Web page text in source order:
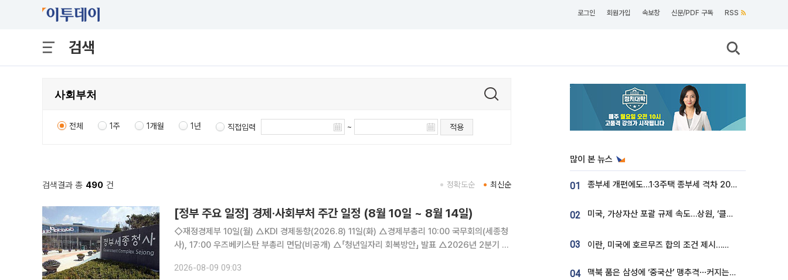
로그인 회원가입 속보창 신문/PDF 구독 RSS
검색
전체 1주 1개월 1년 직접입력 ~ 적용
검색결과 총 490 건 최신순
정확도순
[정부 주요 일정] 경제·사회부처 주간 일정 (8월 10일 ~ 8월 14일)
◇재정경제부 10일(월) △KDI 경제동향(2026.8) 11일(화) △경제부총리 10:00 국무회의(세종청
사), 17:00 우즈베키스탄 부총리 면담(비공개) △「청년일자리 회복방안」 발표 △2026년 2분기 기
△2026년 7월 고용동향
2026-08-09 09:03
많이 본 뉴스
01 종부세 개편에도…1·3주택 종부세 격차 2028년부터 확대
02 미국, 가상자산 포괄 규제 속도…상원, ‘클래리티법’ 9월 절차투표 추진
03 이란, 미국에 호르무즈 합의 조건 제시…美 “경기 아직 안 끝나” [종합]
04 맥북 품은 삼성에 ‘중국산’ 맹추격⋯커지는 노트북 OLED 시장